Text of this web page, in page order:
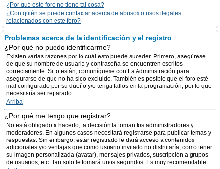
¿Por qué este foro no tiene tal cosa?
¿Con quién se puede contactar acerca de abusos o usos ilegales
relacionados con este foro?
Problemas acerca de la identificación y el registro
¿Por qué no puedo identificarme?
Existen varias razones por lo cuál esto puede suceder. Primero, asegúrese
de que su nombre de usuario y contraseña se encuentren escritos
correctamente. Si lo están, comuníquese con La Administración para
asegurarse de que no ha sido excluido. También es posible que el foro esté
mal configurado por su dueño y/o tenga fallos en la programación, por lo que
necesitaría ser reparado.
Arriba
¿Por qué me tengo que registrar?
No está obligado a hacerlo, la decisión la toman los administradores y
moderadores. En algunos casos necesitará registrarse para publicar temas y
respuestas. Sin embargo, estar registrado le dará acceso a contenidos
adicionales y/o ventajas que como usuario invitado no disfrutaría, como tener
su imagen personalizada (avatar), mensajes privados, suscripción a grupos
de usuarios, etc. Tan solo le tomará unos segundos. Es muy recomendable.